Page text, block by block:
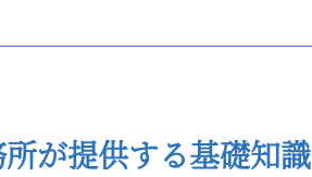
が提供する基礎知識